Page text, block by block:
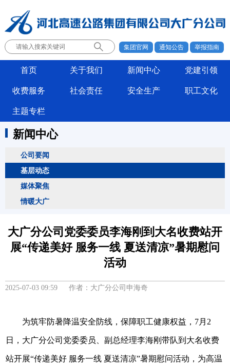
集团官网 通知公告 举报指南
首页 关于我们 新闻中心 党建引领
收费服务 社会责任 安全生产 职工文化
主题专栏
新闻中心
公司要闻
基层动态
媒体聚焦
情暖大广
大广分公司党委委员李海刚到大名收费站开
展“传递美好 服务一线 夏送清凉”暑期慰问
活动
2025-07-03 09:59 作者：大广分公司申海奇
为筑牢防暑降温安全防线，保障职工健康权益，7月2
日，大广分公司党委委员、副总经理李海刚带队到大名收费
站开展“传递美好 服务一线 夏送清凉”暑期慰问活动 ，为高温